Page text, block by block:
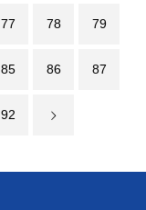
77 78 79
85 86 87
92